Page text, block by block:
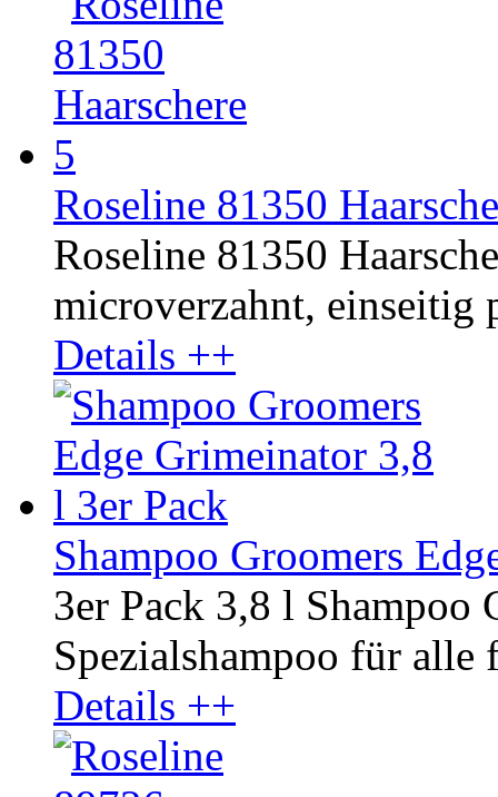
Roseline 81350
Roseline 81350
microverzahnt, einseitig
Details ++
Shampoo Groomers
3er Pack 3,8 l Shampoo
Spezialshampoo für alle
Details ++